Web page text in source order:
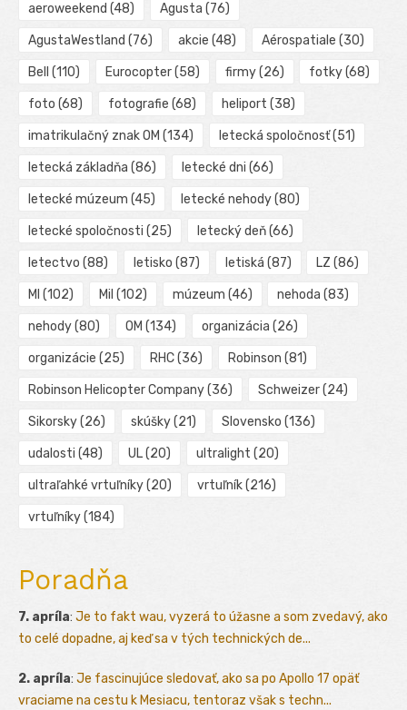
aeroweekend (48) Agusta (76)
AgustaWestland (76) akcie (48) Aérospatiale (30)
Bell (110) Eurocopter(58) firmy(26) fotky(68)
foto (68) fotografie (68) heliport (38)
imatrikulačný znak OM (134) letecká spoločnosť(51)
letecká základňa (86) letecké dni (66)
letecké múzeum (45) letecké nehody(80)
letecké spoločnosti (25) letecký deň(66)
letectvo (88) letisko (87) letiská (87) LZ (86)
MI (102) Mil (102) múzeum (46) nehoda (83)
nehody(80) OM (134) organizácia (26)
organizácie (25) RHC(36) Robinson (81)
Robinson Helicopter Company(36) Schweizer(24)
Sikorsky(26) skúšky(21) Slovensko (136)
udalosti (48) UL(20) ultralight (20)
ultraľahké vrtuľníky(20) vrtuľník(216)
vrtuľníky(184)
Poradňa
7. apríla: Je to fakt wau, vyzerá to úžasne a som zvedavý, ako
to celé dopadne, aj keď sa v tých technických de...
2. apríla: Je fascinujúce sledovať, ako sa po Apollo 17 opäť
vraciame na cestu k Mesiacu, tentoraz však s techn...